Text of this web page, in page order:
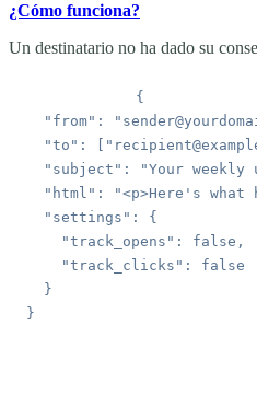
¿Cómo funciona?
Un destinatario no ha dado su
  "from"
:
  "to"
: [
  "subject"
: "Your weekly
  "html"
: "<p>Here's what
  "settings"
    "track_opens"
: false
    "track_clicks"
: